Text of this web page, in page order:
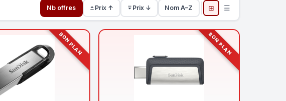
Nb offres Prix ↑ Prix ↓ Nom A–Z ⊞ ☰
BON PLAN BON PLAN